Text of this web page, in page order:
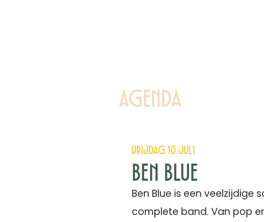
Agenda
Vrijdag 10 juli
Ben Blue
Ben Blue is een
complete band. Van pop